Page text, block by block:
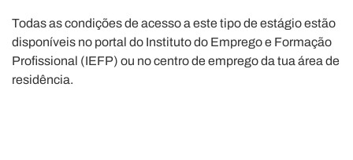
Todas as condições de acesso a este tipo de estágio estão
disponíveis no portal do Instituto do Emprego e Formação
Profissional (IEFP) ou no centro de emprego da tua área de
residência.